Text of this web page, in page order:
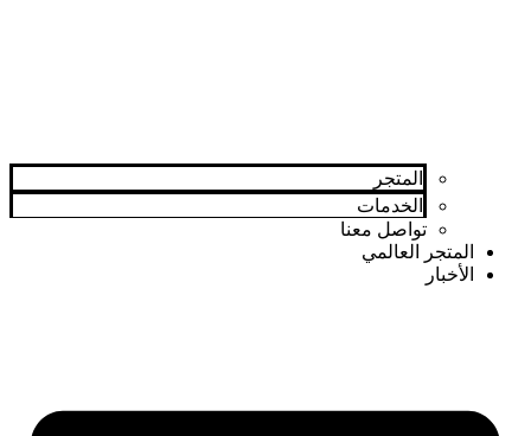
المتجر
الخدمات
تواصل معنا
المتجر العالمي
الأخبار